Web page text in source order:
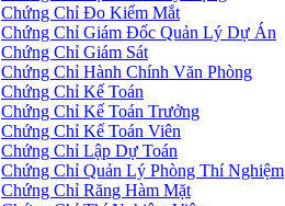
Chứng Chỉ Đo Kiểm Mắt
Chứng Chỉ Giám Đốc Quản Lý Dự Án
Chứng Chỉ Giám Sát
Chứng Chỉ Hành Chính Văn Phòng
Chứng Chỉ Kế Toán
Chứng Chỉ Kế Toán Trưởng
Chứng Chỉ Kế Toán Viên
Chứng Chỉ Lập Dự Toán
Chứng Chỉ Quản Lý Phòng Thí Nghiệm
Chứng Chỉ Răng Hàm Mặt